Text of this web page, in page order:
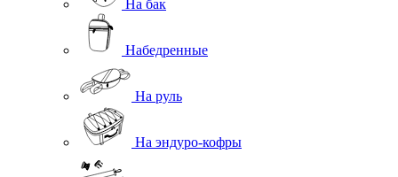
На бак
Набедренные
На руль
На эндуро-кофры